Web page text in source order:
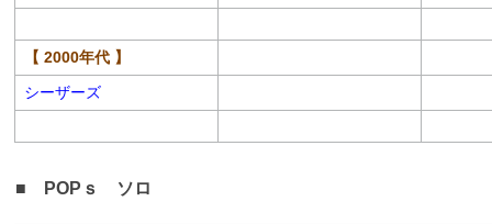
【 2000年代 】
シーザーズ
■ POPｓ ソロ